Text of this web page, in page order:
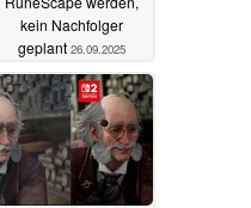
kein Nachfolger
geplant 26.09.2025